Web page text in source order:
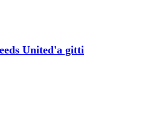
United'a gitti